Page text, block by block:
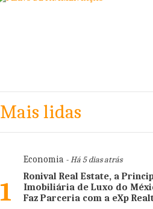
Mais lidas
1
Economia - Há 5 dias atrás
Ronival Real Estate, a
Imobiliária de Luxo do
Faz Parceria com a eXp